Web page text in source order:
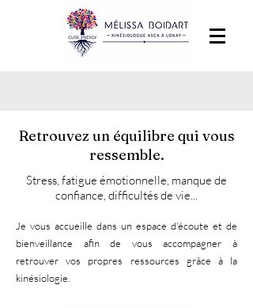
Retrouvez un équilibre qui vous
ressemble.
Stress, fatigue émotionnelle, manque de
confiance, difficultés de vie...
Je vous accueille dans un espace d'écoute et de
bienveillance afin de vous accompagner à
retrouver vos propres ressources grâce à la
kinésiologie.​​